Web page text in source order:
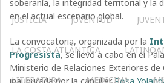
JUSTICIA JUVENTUD
LA COSTA ATLÁNTICA
LITERATURA MEDICINA
soberanía, la integridad territorial y la
en el actual escenario global.
La convocatoria, organizada por la
Progresista, se llevó a cabo en el
Ministerio de Relaciones Exteriores de